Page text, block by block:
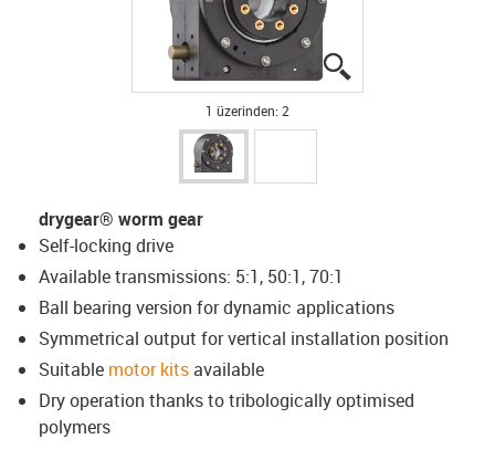
1 üzerinden: 2
drygear® worm gear
Self-locking drive
Available transmissions: 5:1, 50:1, 70:1
Ball bearing version for dynamic applications
Symmetrical output for vertical installation position
Suitable motor kits available
Dry operation thanks to tribologically optimised
polymers